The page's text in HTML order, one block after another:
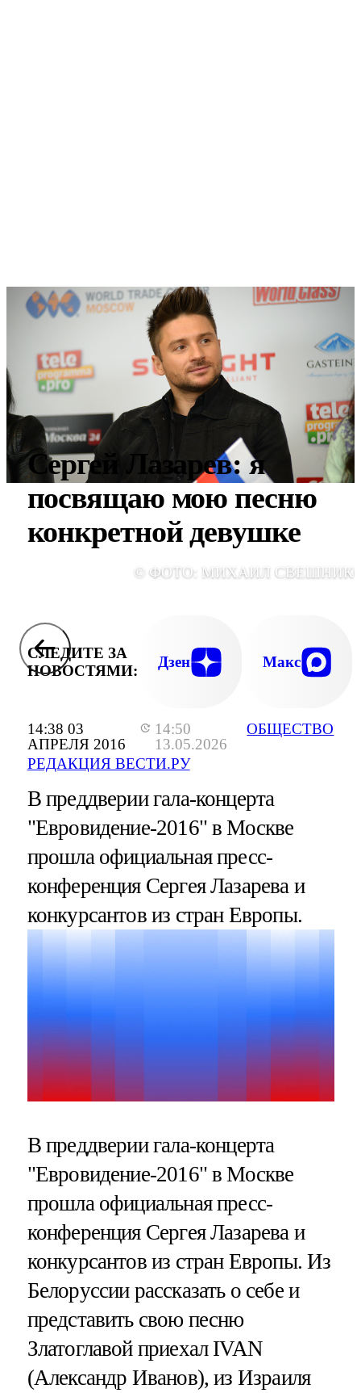
14:38 03
АПРЕЛЯ 2016
14:50
13.05.2026
РЕДАКЦИЯ ВЕСТИ.РУ
ОБЩЕСТВО
Сергей Лазарев: я
посвящаю мою песню
конкретной девушке
© ФОТО: МИХАИЛ
СЛЕДИТЕ ЗА
НОВОСТЯМИ:
Дзен Макс
В преддверии гала-концерта
"Евровидение-2016" в Москве
прошла официальная пресс-
конференция Сергея Лазарева и
конкурсантов из стран Европы.
В преддверии гала-концерта
"Евровидение-2016" в Москве
прошла официальная пресс-
конференция Сергея Лазарева и
конкурсантов из стран Европы. Из
Белоруссии рассказать о себе и
представить свою песню
Златоглавой приехал IVAN
(Александр Иванов), из Израиля